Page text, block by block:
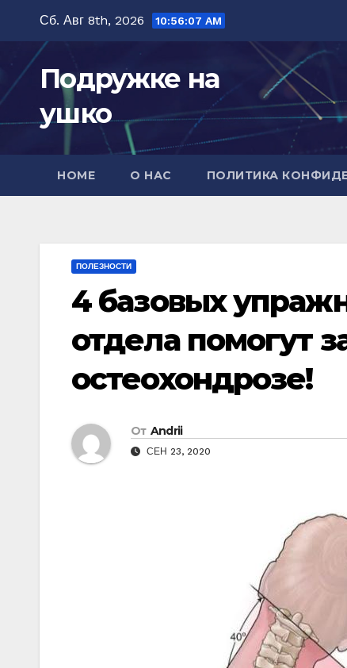
содержимому
Сб. Авг 8th, 2026 10:56:09 AM
Подружке на
ушко
HOME О НАС ПОЛИТИКА
ПОЛЕЗНОСТИ
4 базовых
отдела помогут
остеохондрозе!
От Andrii
СЕН 23, 2020